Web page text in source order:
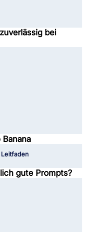
bei
gute Prompts?